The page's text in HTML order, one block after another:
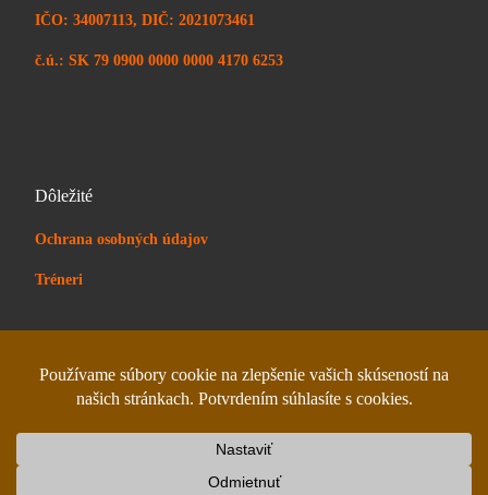
IČO: 34007113, DIČ: 2021073461
č.ú.: SK 79 0900 0000 0000 4170 6253
Dôležité
Ochrana osobných údajov
Tréneri
– Designed with the